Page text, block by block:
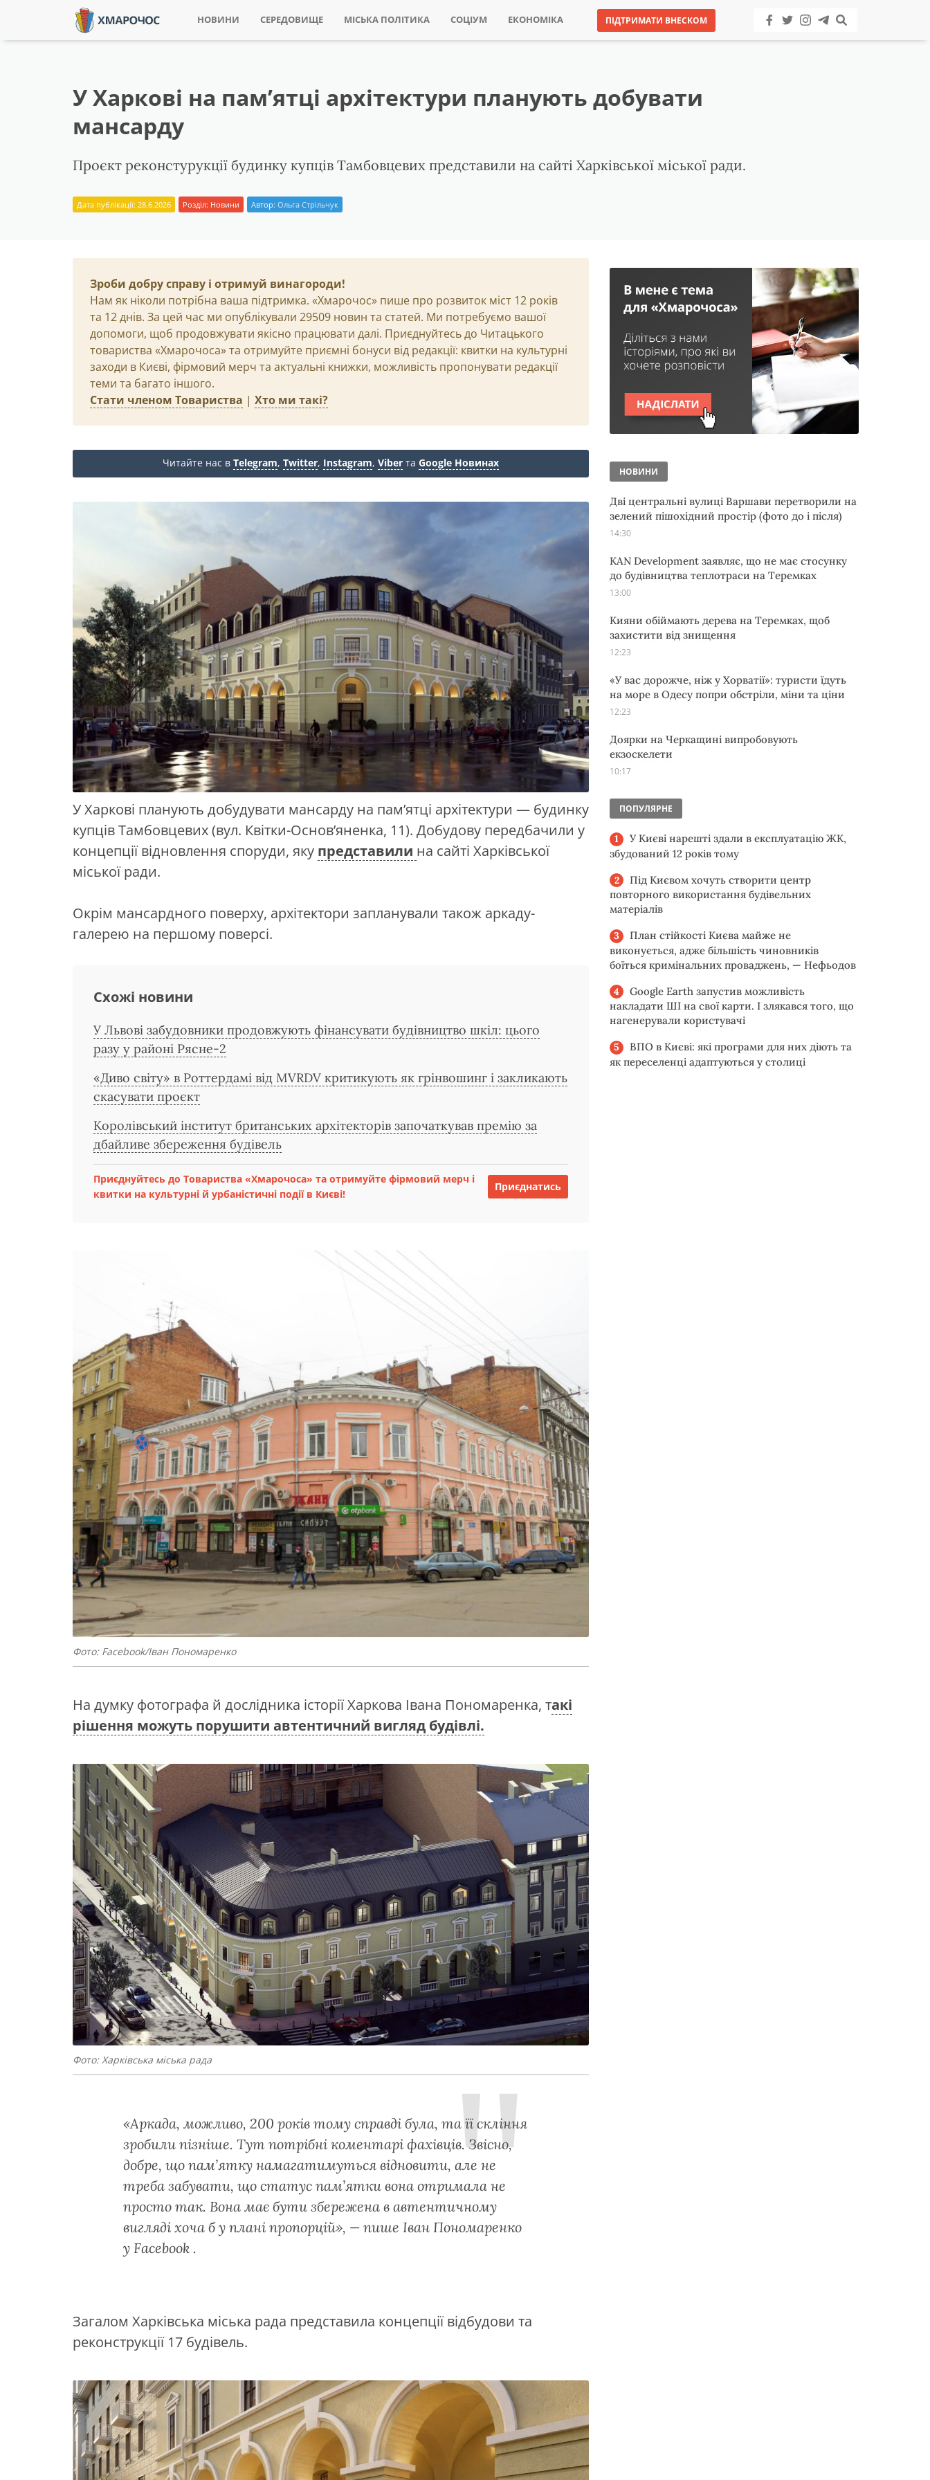
НОВИНИ СЕРЕДОВИЩЕ МІСЬКА ПОЛІТИКА СОЦІУМ ЕКОНОМІКА ПІДТРИМАТИ ВНЕСКОМ
У Харкові на пам’ятці архітектури планують добувати
мансарду
Проєкт реконстурукції будинку купців Тамбовцевих представили на сайті Харківської міської ради.
Дата публікації: 28.6.2026 Розділ: Новини Автор: Ольга Стрільчук
Зроби добру справу і отримуй винагороди!
Нам як ніколи потрібна ваша підтримка. «Хмарочос» пише про розвиток міст 12 років
та 12 днів. За цей час ми опублікували 29509 новин та статей. Ми потребуємо вашої
допомоги, щоб продовжувати якісно працювати далі. Приєднуйтесь до Читацького
товариства «Хмарочоса» та отримуйте приємні бонуси від редакції: квитки на культурні
заходи в Києві, фірмовий мерч та актуальні книжки, можливість пропонувати редакції
теми та багато іншого.
Стати членом Товариства | Хто ми такі?
Читайте нас в Telegram, Twitter, Instagram, Viber та Google Новинах
У Харкові планують добудувати мансарду на пам’ятці архітектури — будинку
купців Тамбовцевих (вул. Квітки-Основ’яненка, 11). Добудову передбачили у
концепції відновлення споруди, яку представили на сайті Харківської
міської ради.
Окрім мансардного поверху, архітектори запланували також аркаду-
галерею на першому поверсі.
Схожі новини
У Львові забудовники продовжують фінансувати будівництво шкіл: цього
разу у районі Рясне-2
«Диво світу» в Роттердамі від MVRDV критикують як грінвошинг і закликають
скасувати проєкт
Королівський інститут британських архітекторів започаткував премію за
дбайливе збереження будівель
Приєднуйтесь до Товариства «Хмарочоса» та отримуйте фірмовий мерч і
квитки на культурні й урбаністичні події в Києві!
Приєднатись
Фото: Facebook/Iван Пономаренко
На думку фотографа й дослідника історії Харкова Івана Пономаренка, такі
рішення можуть порушити автентичний вигляд будівлі.
Фото: Харківська міська рада
«Аркада, можливо, 200 років тому справді була, та її скління
зробили пізніше. Тут потрібні коментарі фахівців. Звісно,
добре, що пам’ятку намагатимуться відновити, але не
треба забувати, що статус пам’ятки вона отримала не
просто так. Вона має бути збережена в автентичному
вигляді хоча б у плані пропорцій», — пише Іван Пономаренко
у Facebook .
Загалом Харківська міська рада представила концепції відбудови та
реконструкції 17 будівель.
НОВИНИ
Дві центральні вулиці Варшави перетворили на
зелений пішохідний простір (фото до і після)
14:30
KAN Development заявляє, що не має стосунку
до будівництва теплотраси на Теремках
13:00
Кияни обіймають дерева на Теремках, щоб
захистити від знищення
12:23
«У вас дорожче, ніж у Хорватії»: туристи їдуть
на море в Одесу попри обстріли, міни та ціни
12:23
Доярки на Черкащині випробовують
екзоскелети
10:17
ПОПУЛЯРНЕ
У Києві нарешті здали в експлуатацію ЖК,
збудований 12 років тому
Під Києвом хочуть створити центр
повторного використання будівельних
матеріалів
План стійкості Києва майже не
виконується, адже більшість чиновників
боїться кримінальних проваджень, — Нефьодов
Google Earth запустив можливість
накладати ШІ на свої карти. І злякався того, що
нагенерували користувачі
ВПО в Києві: які програми для них діють та
як переселенці адаптуються у столиці